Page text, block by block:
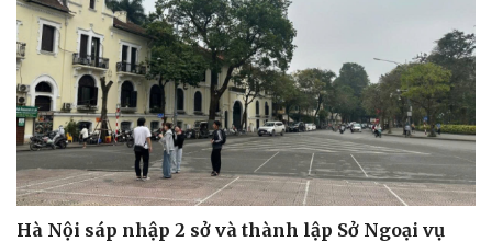
Hà Nội sáp nhập 2 sở và thành lập Sở Ngoại vụ